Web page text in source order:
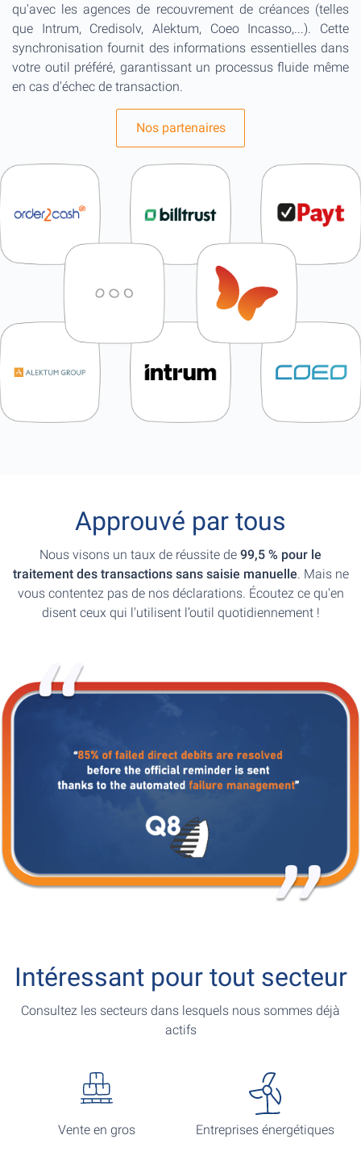
qu'avec les agences de recouvrement de créances (telles
que Intrum, Credisolv, Alektum, Coeo Incasso,...). Cette
synchronisation fournit des informations essentielles dans
votre outil préféré, garantissant un processus fluide même
en cas d'échec de transaction.
Nos partenaires
Approuvé par tous
Nous visons un taux de réussite de 99,5 % pour le
traitement des transactions sans saisie manuelle. Mais ne
vous contentez pas de nos déclarations. Écoutez ce qu'en
disent ceux qui l'utilisent l’outil quotidiennement !
Intéressant pour tout secteur
Consultez les secteurs dans lesquels nous sommes déjà
actifs
Vente en gros Entreprises énergétiques